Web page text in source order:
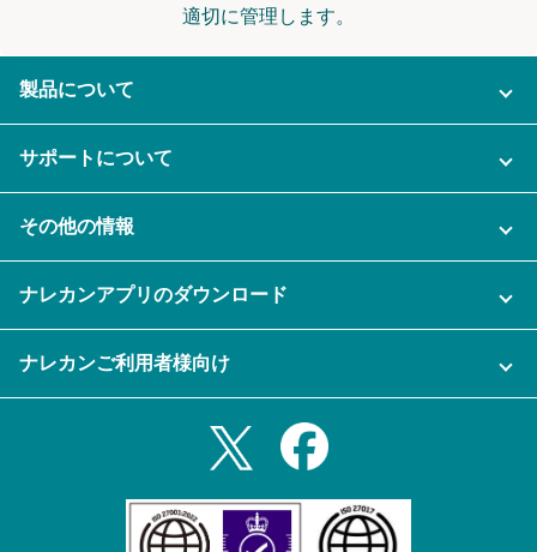
適切に管理します。
製品について
ご利用企業様の声
セキュリティ
資料をダウンロードする
メール自動転送機能
サポートについて
充実サポート
その他の情報
セミナー一覧
プライバシーポリシー
ナレカンアプリのダウンロード
Androidタブレットアプリ
ナレカンご利用者様向け